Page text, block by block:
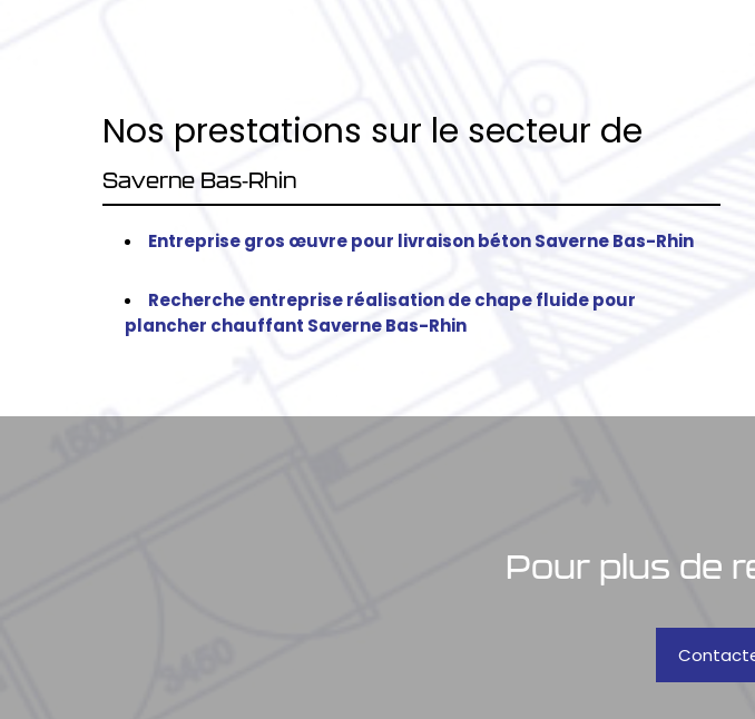
Nos prestations sur le secteur de
Saverne Bas-Rhin
Entreprise gros œuvre pour livraison béton Saverne Bas-Rhin
Recherche entreprise réalisation de chape fluide pour
plancher chauffant Saverne Bas-Rhin
Pour plus de